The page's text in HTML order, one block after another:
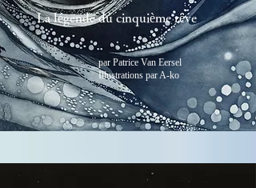
La légende du cinquième rêve
par Patrice Van Eersel
Illustrations par A-ko